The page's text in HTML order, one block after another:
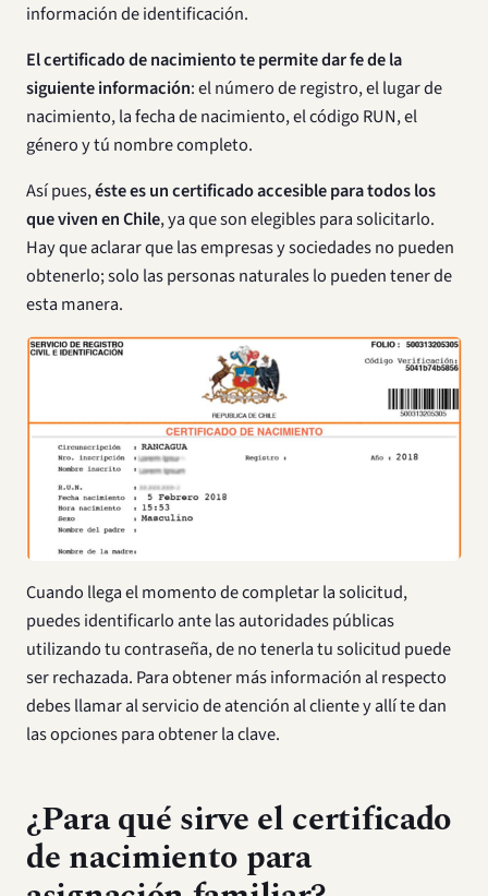
información de identificación.
El certificado de nacimiento te permite dar fe de la
siguiente información: el número de registro, el lugar de
nacimiento, la fecha de nacimiento, el código RUN, el
género y tú nombre completo.
Así pues,éste es un certificado accesible para todos los
que viven en Chile, ya que son elegibles para solicitarlo.
Hay que aclarar que las empresas y sociedades no pueden
obtenerlo; solo las personas naturales lo pueden tener de
esta manera.
Cuando llega el momento de completar la solicitud,
puedes identificarlo ante las autoridades públicas
utilizando tu contraseña, de no tenerla tu solicitud puede
ser rechazada. Para obtener más información al respecto
debes llamar al servicio de atención al cliente y allí te dan
las opciones para obtener la clave.
¿Para qué sirve el certificado
de nacimiento para